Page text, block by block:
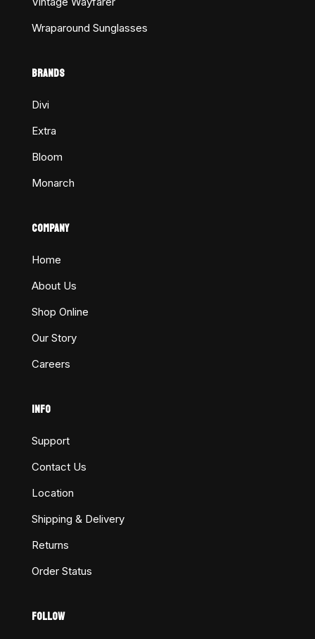
Wraparound Sunglasses
BRANDS
Divi
Extra
Bloom
Monarch
COMPANY
Home
About Us
Shop Online
Our Story
Careers
INFO
Support
Contact Us
Location
Shipping & Delivery
Returns
Order Status
FOLLOW